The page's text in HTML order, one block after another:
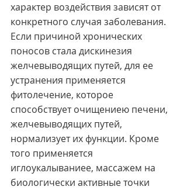
характер воздействия зависят от
конкретного случая заболевания.
Если причиной хронических
поносов стала дискинезия
желчевыводящих путей, для ее
устранения применяется
фитолечение, которое
способствует очищениею печени,
желчевыводящих путей,
нормализует их функции. Кроме
того применяется
иглоукалываниее, массажем на
биологически активные точки